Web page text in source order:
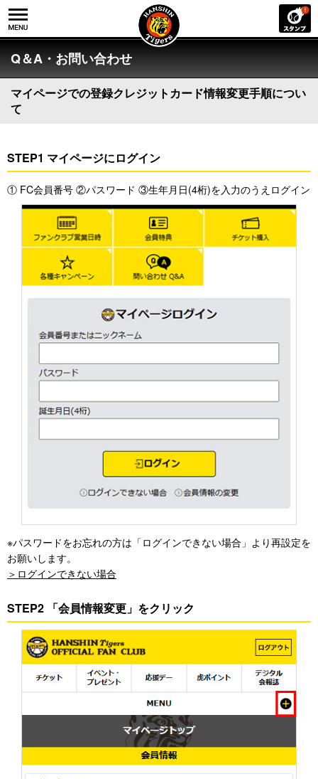
Q＆A・お問い合わせ
マイページでの登録クレジットカード情報変更手順につい
て
STEP1 マイページにログイン
① FC会員番号 ②パスワード ③生年月日(4桁)を入力のうえログイン
※パスワードをお忘れの方は「ログインできない場合」より再設定を
お願いします。
＞ログインできない場合
STEP2 「会員情報変更」をクリック